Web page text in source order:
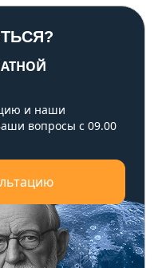
и наши
вопросы с 09.00